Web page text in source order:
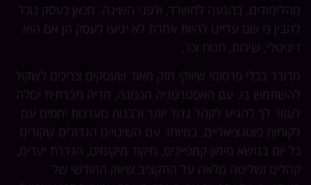
מהלימודים, בהגעה למשרד, ולפני השינה. מכאן כעסק נוכל
להבין כי שם עליינו להיות אחרת לא יגיעו לעסק הן אם הוא
דיגיטלי, שירות, חנות וכו'.
מדובר בכלי פרסומי שיווקי חזק מאוד שעסקים צריכים לשקול
להשתמש בו. עם האסטרטגיה הנכונה, מדיה חברתית יכולה
לעזור לך להגיע לקהל גדול יותר ולבנות מערכות יחסים עם
לקוחות פוטנציאליים, במיוחד עם השינויים הגדולים שקורים
כל יום בנושא מימון קמפיינים, מיקוד מיקומים, הגדרת יעדים,
קהלים ושליטה מלאה על התקציב שיווק החודשי של